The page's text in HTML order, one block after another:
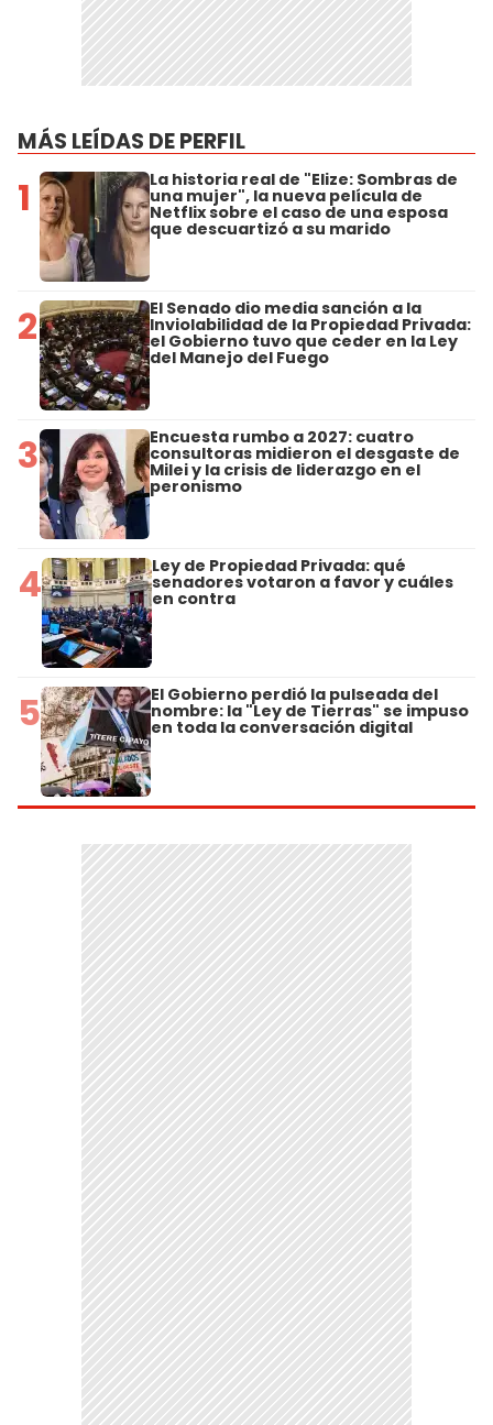
MÁS LEÍDAS DE PERFIL
1 La historia real de "Elize: Sombras de
una mujer", la nueva película de
Netflix sobre el caso de una esposa
que descuartizó a su marido
2 El Senado dio media sanción a la
Inviolabilidad de la Propiedad Privada:
el Gobierno tuvo que ceder en la Ley
del Manejo del Fuego
3 Encuesta rumbo a 2027: cuatro
consultoras midieron el desgaste de
Milei y la crisis de liderazgo en el
peronismo
4 Ley de Propiedad Privada: qué
senadores votaron a favor y cuáles
en contra
5 El Gobierno perdió la pulseada del
nombre: la "Ley de Tierras" se impuso
en toda la conversación digital